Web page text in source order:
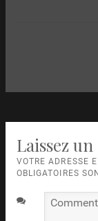
Laissez
VOTRE ADRESSE
OBLIGATOIRES
Commentez